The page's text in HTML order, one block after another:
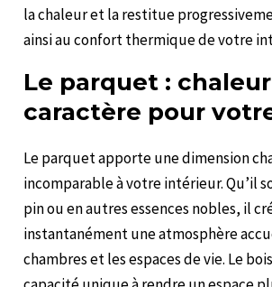
la chaleur et la restitue
ainsi au confort thermique de votre
Le parquet :
caractère pour
Le parquet apporte une dimension
incomparable à votre intérieur. Qu’il
pin ou en autres essences nobles, il
instantanément une atmosphère
chambres et les espaces de vie. Le